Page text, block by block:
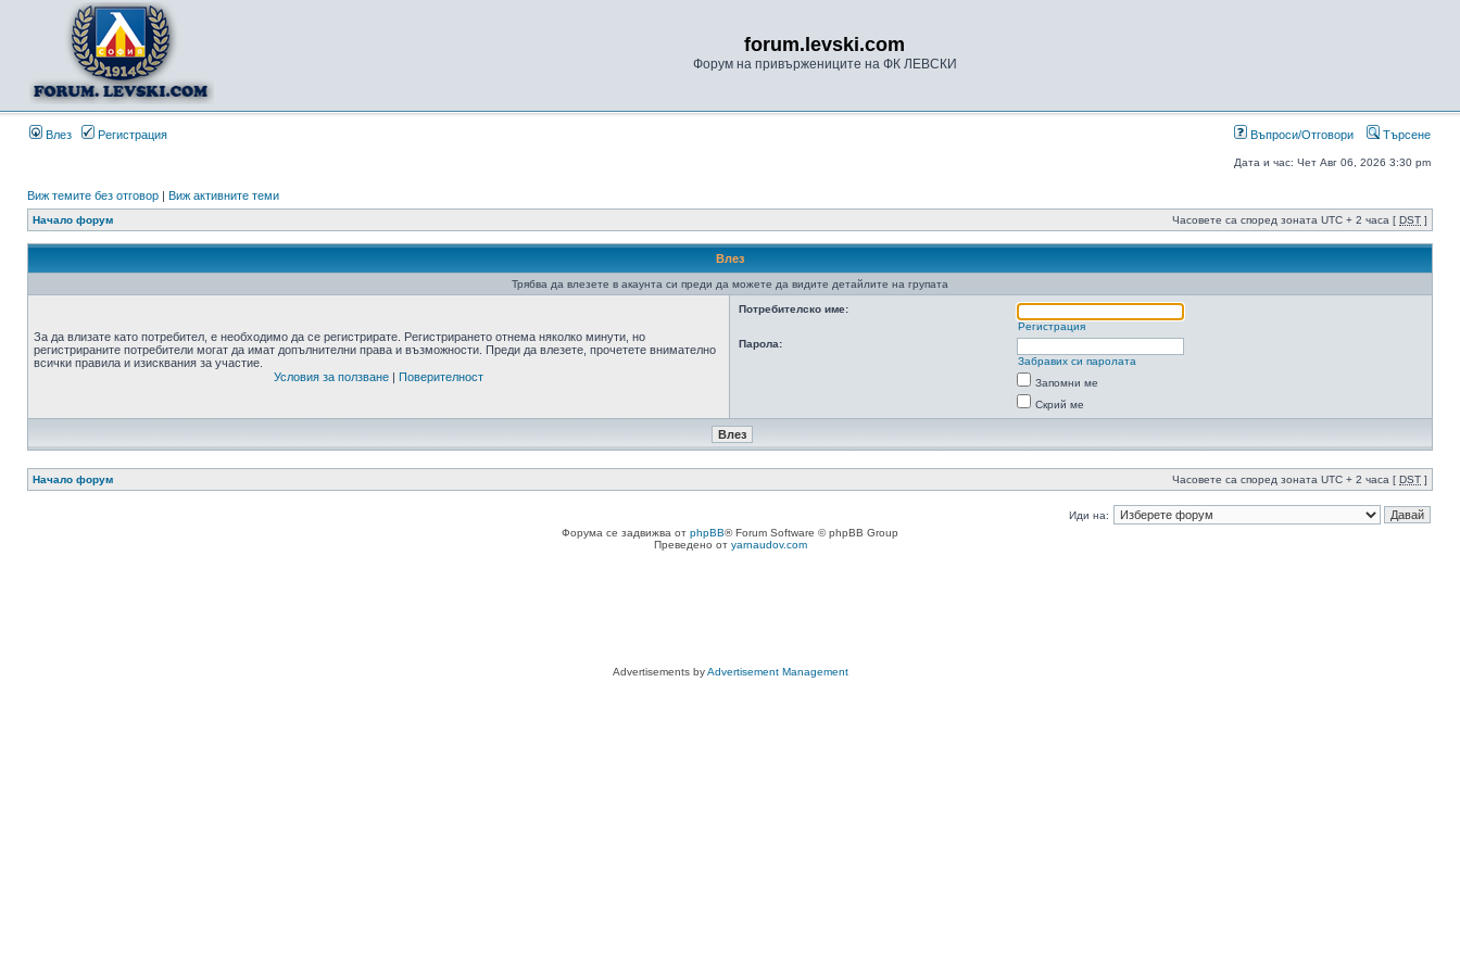
forum.levski.com
Форум на привържениците на ФК ЛЕВСКИ
Влез Регистрация Въпроси/Отговори Търсене
Дата и час: Чет Авг 06, 2026 3:30 pm
Виж темите без отговор | Виж активните теми
Начало форум Часовете са според зоната UTC + 2 часа [ DST ]
Влез
Трябва да влезете в акаунта си преди да можете да видите детайлите на групата
За да влизате като потребител, е необходимо да се регистрирате. Регистрирането отнема няколко минути, но
регистрираните потребители могат да имат допълнителни права и възможности. Преди да влезете, прочетете внимателно
всички правила и изисквания за участие.
Условия за ползване | Поверителност
Потребителско име:
Регистрация
Парола:
Забравих си паролата
Запомни ме
Скрий ме
Начало форум Часовете са според зоната UTC + 2 часа [ DST ]
Иди на:
Форума се задвижва от phpBB® Forum Software © phpBB Group
Преведено от yarnaudov.com
Advertisements byAdvertisement Management